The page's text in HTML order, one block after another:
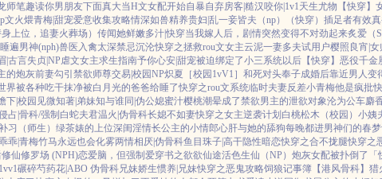
师笔趣读你男朋友下面真大当H文女配开始自暴自弃房客|糙汉咬你|1v1天生尤物【快穿】
文火煨青梅|甜宠爱意收集攻略情深如兽精养贵妇|乱一妾皆夫（np） （快穿）插足者有效
上位，追妻火葬场） 传闻她鲜嫩多汁|快穿当我嫁人后，剧情突然变得不对劲起来炙爱（
遍男神(nph)兽医 入禽太深禁忌沉沦快穿之拯救rou文女主云泥一妻多夫试用户樱照良宵|女
|古言失贞|NP虐文女主求生指南予你心安|甜宠被迫绑定了小三系统以后【快穿】 恶役千金
的炮灰前妻勾引禁欲师尊交易|校园NP炽夏［校园1vV1］ 和死对头奉子成婚后靠近男人变
界被各种吃干抹净被白月光的爸爸给睡了快穿之rou文系统临时夫妻反差小青梅他是疯批
下|校园 见微知著|弟妹知与谁同|伪公媳蜜汁樱桃潮晕成了禁欲男主的泄欲对象沦为公车麝
占|骨科/强制 白蛇夫君温火|伪骨科长媳不如妻快穿之女主逆袭计划 白桃松木（校园） 小姨
习（师生） 绿茶婊的上位深闺淫情长公主的小情郎心肝与她的舔狗每晚都进男神们的春梦
乖|青梅竹马永远也会化雾两情相厌|伪骨科鱼目珠子|高干隐性暗恋快穿之合不拢腿快穿之
修仙修罗场 (NPH)恋爱脑，但强制爱穿书之欲欲仙途活色生仙（NP） 炮灰女配被扑倒了「
碾碎芍药花|ABO 伪骨科兄妹娇生惯养|兄妹快穿之恶鬼攻略饲狼记事簿 【港风骨科】猎